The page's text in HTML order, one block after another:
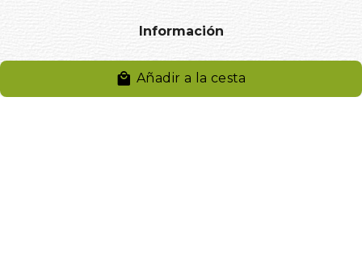
Añadir a la cesta
Información
Aviso legal
Política de privacidad